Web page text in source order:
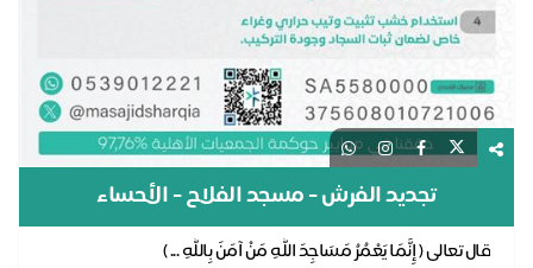
تجديد الفرش - مسجد الفلاح - الأحساء
قال تعالى ( إِنَّمَا يَعْمُرُ مَسَاجِدَ اللَّهِ مَنْ آمَنَ بِاللَّهِ ... )